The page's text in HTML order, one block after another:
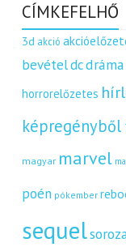
CÍMKEFELHŐ
3d akció
bevételdcdráma
horrorelőzetes
magyar marvel
poén pókember
sequel